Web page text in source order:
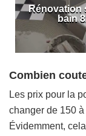
Rénovation
bain
Combien
Les prix pour la
changer de 150
Évidemment,